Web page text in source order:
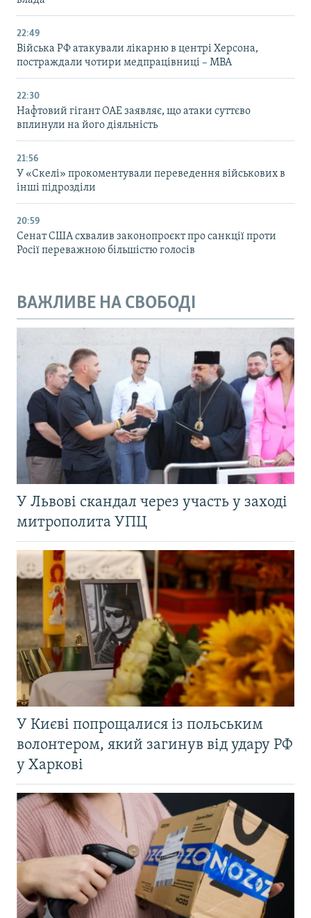
22:49
Війська РФ атакували лікарню в центрі Херсона,
постраждали чотири медпрацівниці – МВА
22:30
Нафтовий гігант ОАЕ заявляє, що атаки суттєво
вплинули на його діяльність
21:56
У «Скелі» прокоментували переведення військових в
інші підрозділи
20:59
Cенат США схвалив законопроєкт про санкції проти
Росії переважною більшістю голосів
ВАЖЛИВЕ НА СВОБОДІ
У Львові скандал через участь у заході
митрополита УПЦ
У Києві попрощалися із польським
волонтером, який загинув від удару РФ
у Харкові